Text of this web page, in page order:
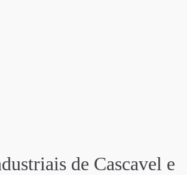
de Cascavel e